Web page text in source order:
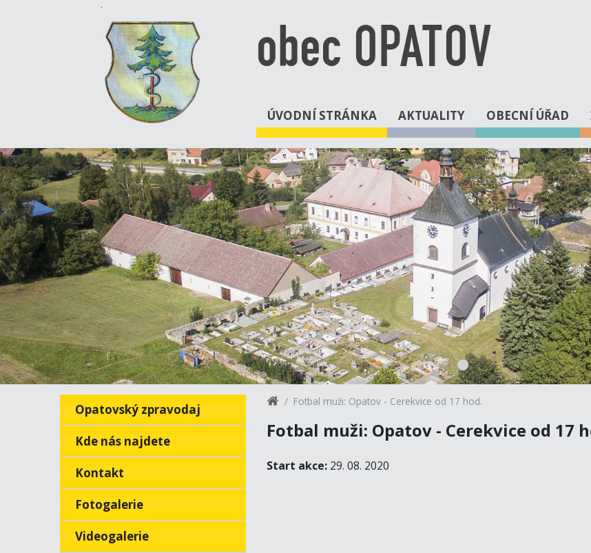
obec OPATOV
ÚVODNÍ STRÁNKA AKTUALITY OBECNÍ ÚŘAD
Opatovský zpravodaj
Kde nás najdete
Kontakt
Fotogalerie
Videogalerie
Fotbal muži: Opatov - Cerekvice od 17 hod.
Fotbal muži: Opatov - Cerekvice od 17
Start akce: 29. 08. 2020